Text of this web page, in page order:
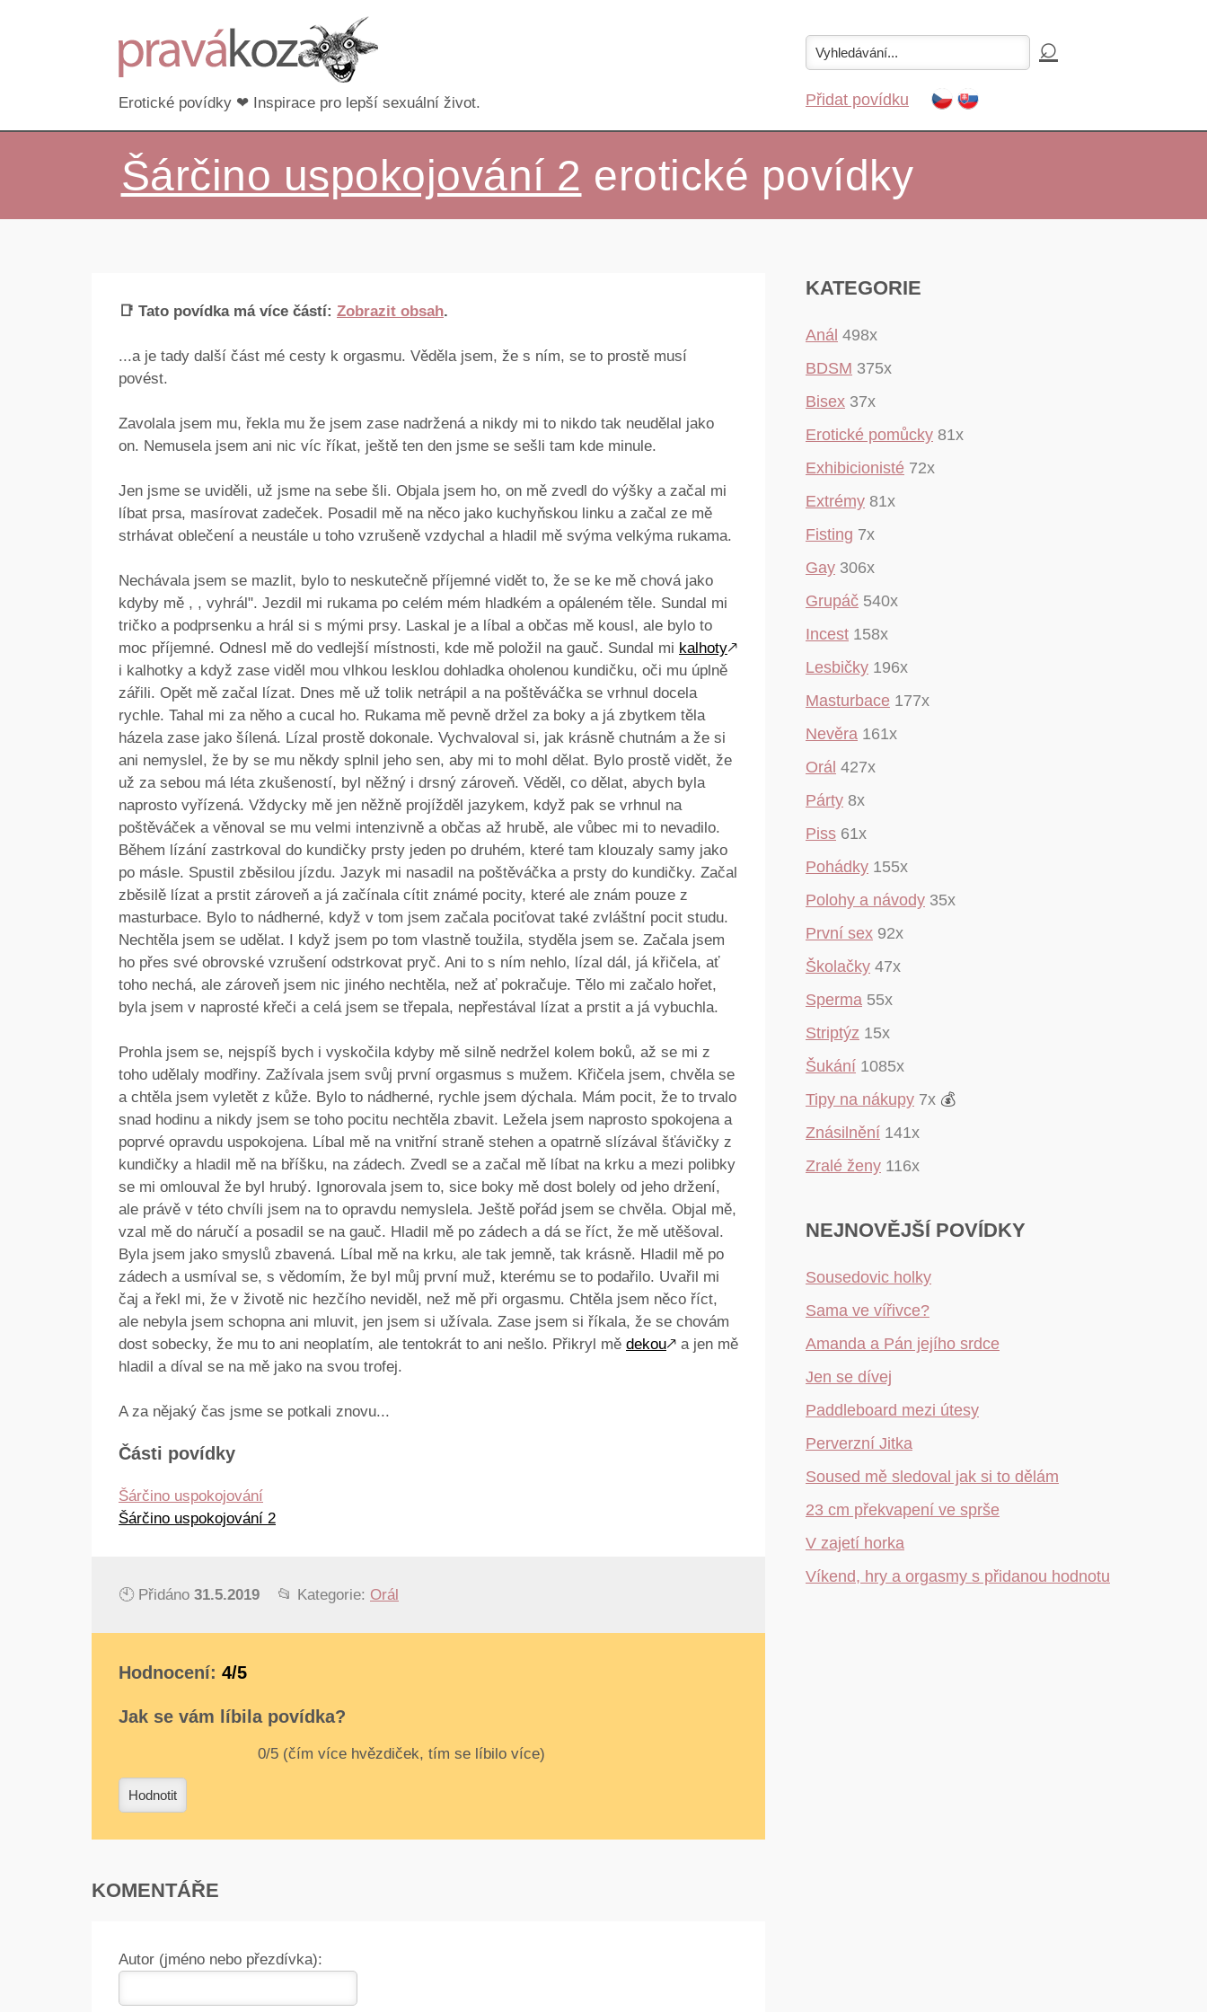
Erotické povídky ❤ Inspirace pro lepší sexuální život. Přidat povídku
Šárčino uspokojování 2 erotické povídky
📑 Tato povídka má více částí: Zobrazit obsah.
...a je tady další část mé cesty k orgasmu. Věděla jsem, že s ním, se to prostě musí
povést.
Zavolala jsem mu, řekla mu že jsem zase nadržená a nikdy mi to nikdo tak neudělal jako
on. Nemusela jsem ani nic víc říkat, ještě ten den jsme se sešli tam kde minule.
Jen jsme se uviděli, už jsme na sebe šli. Objala jsem ho, on mě zvedl do výšky a začal mi
líbat prsa, masírovat zadeček. Posadil mě na něco jako kuchyňskou linku a začal ze mě
strhávat oblečení a neustále u toho vzrušeně vzdychal a hladil mě svýma velkýma rukama.
Nechávala jsem se mazlit, bylo to neskutečně příjemné vidět to, že se ke mě chová jako
kdyby mě , , vyhrál". Jezdil mi rukama po celém mém hladkém a opáleném těle. Sundal mi
tričko a podprsenku a hrál si s mými prsy. Laskal je a líbal a občas mě kousl, ale bylo to
moc příjemné. Odnesl mě do vedlejší místnosti, kde mě položil na gauč. Sundal mi kalhoty🡕
i kalhotky a když zase viděl mou vlhkou lesklou dohladka oholenou kundičku, oči mu úplně
zářili. Opět mě začal lízat. Dnes mě už tolik netrápil a na poštěváčka se vrhnul docela
rychle. Tahal mi za něho a cucal ho. Rukama mě pevně držel za boky a já zbytkem těla
házela zase jako šílená. Lízal prostě dokonale. Vychvaloval si, jak krásně chutnám a že si
ani nemyslel, že by se mu někdy splnil jeho sen, aby mi to mohl dělat. Bylo prostě vidět, že
už za sebou má léta zkušeností, byl něžný i drsný zároveň. Věděl, co dělat, abych byla
naprosto vyřízená. Vždycky mě jen něžně projížděl jazykem, když pak se vrhnul na
poštěváček a věnoval se mu velmi intenzivně a občas až hrubě, ale vůbec mi to nevadilo.
Během lízání zastrkoval do kundičky prsty jeden po druhém, které tam klouzaly samy jako
po másle. Spustil zběsilou jízdu. Jazyk mi nasadil na poštěváčka a prsty do kundičky. Začal
zběsilě lízat a prstit zároveň a já začínala cítit známé pocity, které ale znám pouze z
masturbace. Bylo to nádherné, když v tom jsem začala pociťovat také zvláštní pocit studu.
Nechtěla jsem se udělat. I když jsem po tom vlastně toužila, styděla jsem se. Začala jsem
ho přes své obrovské vzrušení odstrkovat pryč. Ani to s ním nehlo, lízal dál, já křičela, ať
toho nechá, ale zároveň jsem nic jiného nechtěla, než ať pokračuje. Tělo mi začalo hořet,
byla jsem v naprosté křeči a celá jsem se třepala, nepřestával lízat a prstit a já vybuchla.
Prohla jsem se, nejspíš bych i vyskočila kdyby mě silně nedržel kolem boků, až se mi z
toho udělaly modřiny. Zažívala jsem svůj první orgasmus s mužem. Křičela jsem, chvěla se
a chtěla jsem vyletět z kůže. Bylo to nádherné, rychle jsem dýchala. Mám pocit, že to trvalo
snad hodinu a nikdy jsem se toho pocitu nechtěla zbavit. Ležela jsem naprosto spokojena a
poprvé opravdu uspokojena. Líbal mě na vnitřní straně stehen a opatrně slízával šťávičky z
kundičky a hladil mě na bříšku, na zádech. Zvedl se a začal mě líbat na krku a mezi polibky
se mi omlouval že byl hrubý. Ignorovala jsem to, sice boky mě dost bolely od jeho držení,
ale právě v této chvíli jsem na to opravdu nemyslela. Ještě pořád jsem se chvěla. Objal mě,
vzal mě do náručí a posadil se na gauč. Hladil mě po zádech a dá se říct, že mě utěšoval.
Byla jsem jako smyslů zbavená. Líbal mě na krku, ale tak jemně, tak krásně. Hladil mě po
zádech a usmíval se, s vědomím, že byl můj první muž, kterému se to podařilo. Uvařil mi
čaj a řekl mi, že v životě nic hezčího neviděl, než mě při orgasmu. Chtěla jsem něco říct,
ale nebyla jsem schopna ani mluvit, jen jsem si užívala. Zase jsem si říkala, že se chovám
dost sobecky, že mu to ani neoplatím, ale tentokrát to ani nešlo. Přikryl mě dekou🡕 a jen mě
hladil a díval se na mě jako na svou trofej.
A za nějaký čas jsme se potkali znovu...
Části povídky
Šárčino uspokojování
Šárčino uspokojování 2
🕙 Přidáno 31.5.2019 📂 Kategorie: Orál
Hodnocení: 4/5
Jak se vám líbila povídka?
Hodnotit
KOMENTÁŘE
Autor (jméno nebo přezdívka):
KATEGORIE
Anál 498x
BDSM 375x
Bisex 37x
Erotické pomůcky 81x
Exhibicionisté 72x
Extrémy 81x
Fisting 7x
Gay 306x
Grupáč 540x
Incest 158x
Lesbičky 196x
Masturbace 177x
Nevěra 161x
Orál 427x
Párty 8x
Piss 61x
Pohádky 155x
Polohy a návody 35x
První sex 92x
Školačky 47x
Sperma 55x
Striptýz 15x
Šukání 1085x
Tipy na nákupy 7x 💰
Znásilnění 141x
Zralé ženy 116x
NEJNOVĚJŠÍ POVÍDKY
Sousedovic holky
Sama ve vířivce?
Amanda a Pán jejího srdce
Jen se dívej
Paddleboard mezi útesy
Perverzní Jitka
Soused mě sledoval jak si to dělám
23 cm překvapení ve sprše
V zajetí horka
Víkend, hry a orgasmy s přidanou hodnotu